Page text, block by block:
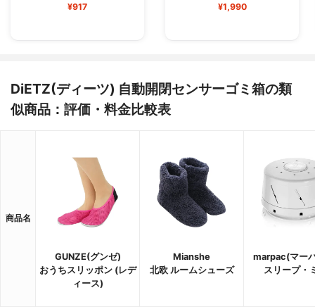
¥917 ¥1,990
DiETZ(ディーツ) 自動開閉センサーゴミ箱の類
似商品：評価・料金比較表
商品名
GUNZE(グンゼ)
おうちスリッポン (レデ
ィース)
Mianshe
北欧 ルームシューズ
marpac(マー
スリープ・